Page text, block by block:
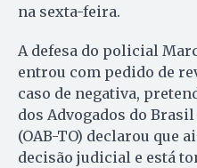
na sexta-feira.
A defesa do policial
entrou com pedido de
caso de negativa,
dos Advogados do
(OAB-TO) declarou que
decisão judicial e está